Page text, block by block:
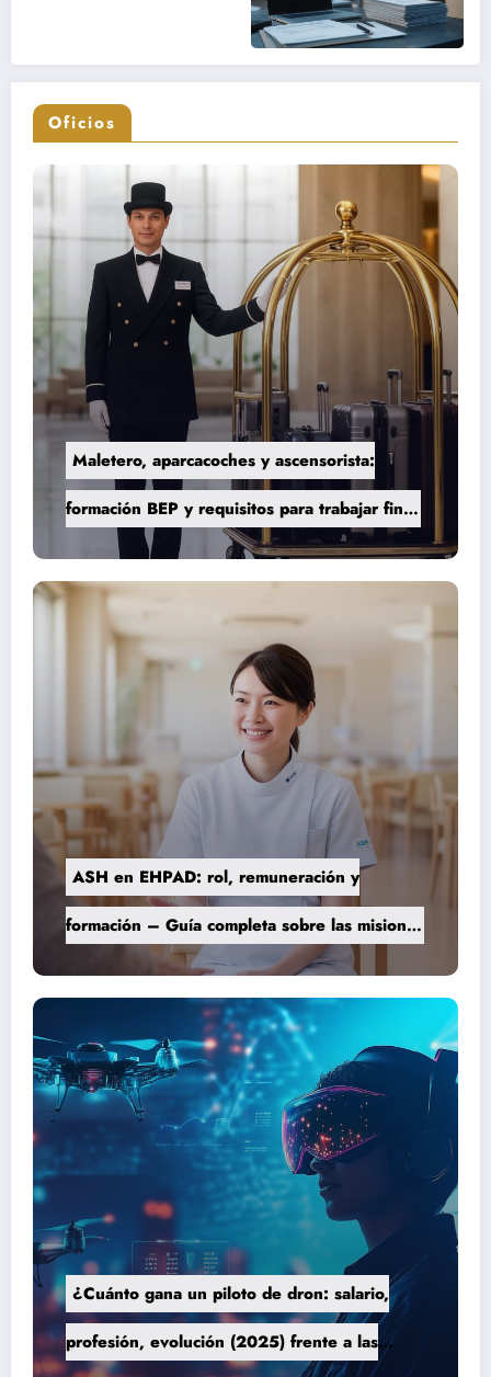
Oficios
Maletero, aparcacoches y ascensorista:
formación BEP y requisitos para trabajar fines
de semana en establecimientos de lujo
ASH en EHPAD: rol, remuneración y
formación – Guía completa sobre las misiones
del personal de servicio hospitalario
¿Cuánto gana un piloto de dron: salario,
profesión, evolución (2025) frente a las